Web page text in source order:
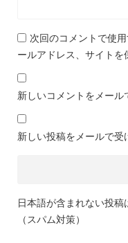
次回のコメントで使
ールアドレス、サイトを
新しいコメントをメール
新しい投稿をメールで受
日本語が含まれない投稿
（スパム対策）